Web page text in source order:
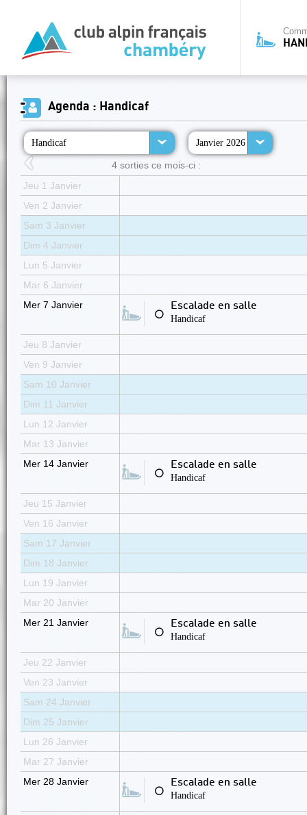
Agenda : Handicaf
Handicaf Janvier 2026
4 sorties ce mois-ci :
Jeu 1 Janvier
Ven 2 Janvier
Sam 3 Janvier
Dim 4 Janvier
Lun 5 Janvier
Mar 6 Janvier
Mer 7 Janvier
⚪
Escalade en salle
Handicaf
Jeu 8 Janvier
Ven 9 Janvier
Sam 10 Janvier
Dim 11 Janvier
Lun 12 Janvier
Mar 13 Janvier
Mer 14 Janvier
⚪
Escalade en salle
Handicaf
Jeu 15 Janvier
Ven 16 Janvier
Sam 17 Janvier
Dim 18 Janvier
Lun 19 Janvier
Mar 20 Janvier
Mer 21 Janvier
⚪
Escalade en salle
Handicaf
Jeu 22 Janvier
Ven 23 Janvier
Sam 24 Janvier
Dim 25 Janvier
Lun 26 Janvier
Mar 27 Janvier
Mer 28 Janvier
⚪
Escalade en salle
Handicaf